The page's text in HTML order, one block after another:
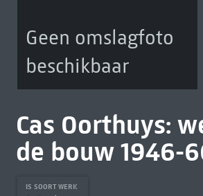
Geen omslagfoto
beschikbaar
Cas Oorthuys:
de bouw 1946-
IS SOORT WERK